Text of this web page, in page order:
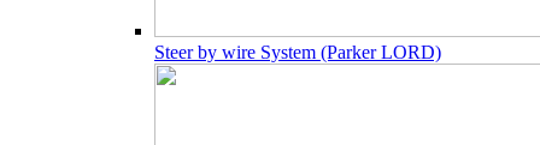
Steer by wire System (Parker LORD)